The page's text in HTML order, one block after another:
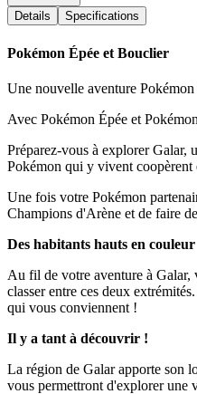
Details Specifications
Pokémon Épée et Bouclier
Une nouvelle aventure
Avec Pokémon Épée et
Préparez-vous à explorer Galar,
Pokémon qui y vivent coopèrent
Une fois votre Pokémon
Champions d'Arène et de faire
Des habitants hauts en couleur
Au fil de votre aventure à Galar,
classer entre ces deux
qui vous conviennent !
Il y a tant à découvrir !
La région de Galar apporte son
vous permettront d'explorer une